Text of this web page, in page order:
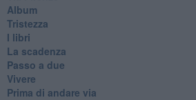
Album
Tristezza
I libri
La scadenza
Passo a due
Vivere
Prima di andare via